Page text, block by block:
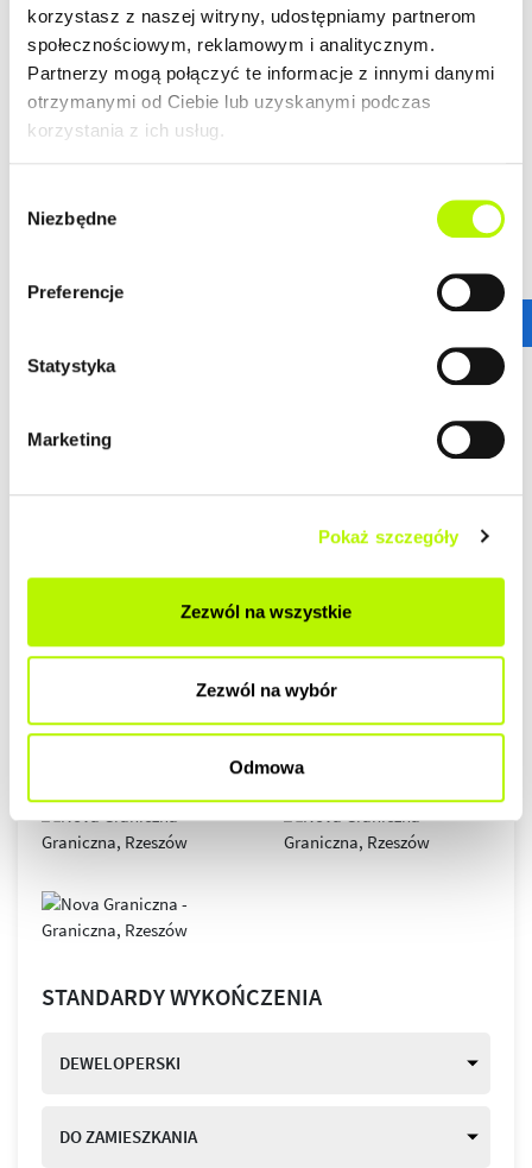
korzystasz z naszej witryny, udostępniamy partnerom
społecznościowym, reklamowym i analitycznym.
Partnerzy mogą połączyć te informacje z innymi danymi
otrzymanymi od Ciebie lub uzyskanymi podczas
korzystania z ich usług.
zgody
Niezbędne
Preferencje
Statystyka
Marketing
Pokaż szczegóły
Zezwól na wszystkie
Zezwól na wybór
Odmowa
LOKALIZACJA
NOVA GRANICZNA powstaje w najbardziej lubianej
części miasta!
idealnie wpisują się w otoczenie, jednocześnie
DOWIEDZ SIĘ WIĘCEJ O LOKALIZACJI
STANDARDY WYKOŃCZENIA
DEWELOPERSKI
DO ZAMIESZKANIA